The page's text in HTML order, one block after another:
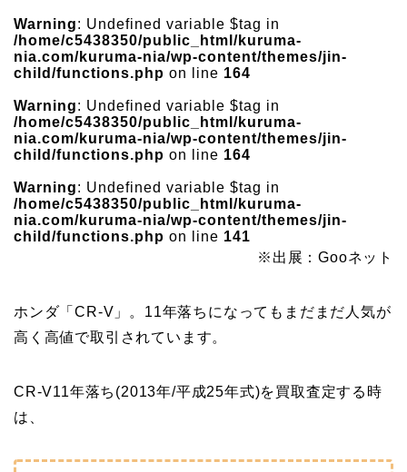
Warning: Undefined variable $tag in
/home/c5438350/public_html/kuruma-
nia.com/kuruma-nia/wp-content/themes/jin-
child/functions.php on line 164
Warning: Undefined variable $tag in
/home/c5438350/public_html/kuruma-
nia.com/kuruma-nia/wp-content/themes/jin-
child/functions.php on line 164
Warning: Undefined variable $tag in
/home/c5438350/public_html/kuruma-
nia.com/kuruma-nia/wp-content/themes/jin-
child/functions.php on line 141
※出展：Gooネット
ホンダ「CR-V」。11年落ちになってもまだまだ人気が
高く高値で取引されています。
CR-V11年落ち(2013年/平成25年式)を買取査定する時
は、